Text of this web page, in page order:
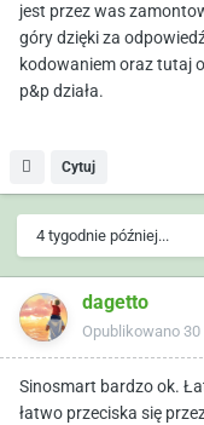
jest przez was
góry dzięki za
kodowaniem oraz tutaj
p&p działa.
Cytuj
4 tygodnie później...
dagetto
Opublikowano 30
Sinosmart bardzo ok.
łatwo przeciska się